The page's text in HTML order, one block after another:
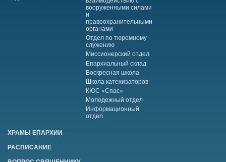
вооруженными силами
и
правоохранительными
органами
Отдел по тюремному
служению
Миссионерский отдел
Епархиальный склад
Воскресная школа
Школа катехизаторов
КЮС «Спас»
Молодежный отдел
Информационный
отдел
ХРАМЫ ЕПАРХИИ
РАСПИСАНИЕ